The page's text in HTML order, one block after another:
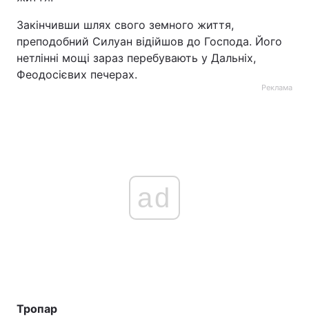
Закінчивши шлях свого земного життя,
преподобний Силуан відійшов до Господа. Його
нетлінні мощі зараз перебувають у Дальніх,
Феодосієвих печерах.
Реклама
ad
Тропар